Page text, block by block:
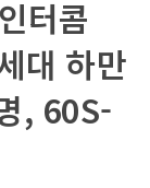
터콤
대 하만
, 60S-